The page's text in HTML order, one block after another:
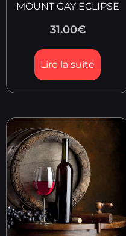
MOUNT GAY ECLIPSE
31.00€
Lire la suite